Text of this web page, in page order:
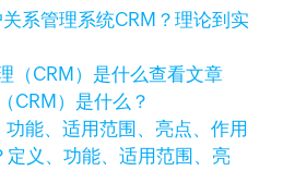
系管理系统CRM？理论到实
查看文章
CRM）是什么？
定义、功能、适用范围、亮